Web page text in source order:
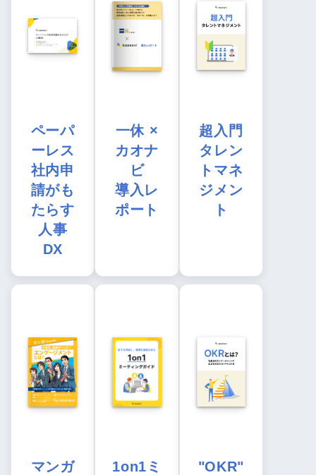
ペーパ
ーレス
社内申
請がも
たらす
人事
DX
一休 ×
カオナ
ビ
導入レ
ポート
超入門
タレン
トマネ
ジメン
ト
マンガ
1on1ミ
"OKR"